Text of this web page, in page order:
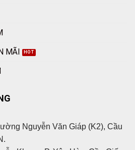
MÃI
Nguyễn Văn Giáp (K2), Cầu